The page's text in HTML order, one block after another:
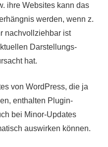
ihre Websites kann das
werden, wenn z.
nachvollziehbar ist
Darstellungs-
hat.
von WordPress, die ja
enthalten Plugin-
bei Minor-Updates
auswirken können.